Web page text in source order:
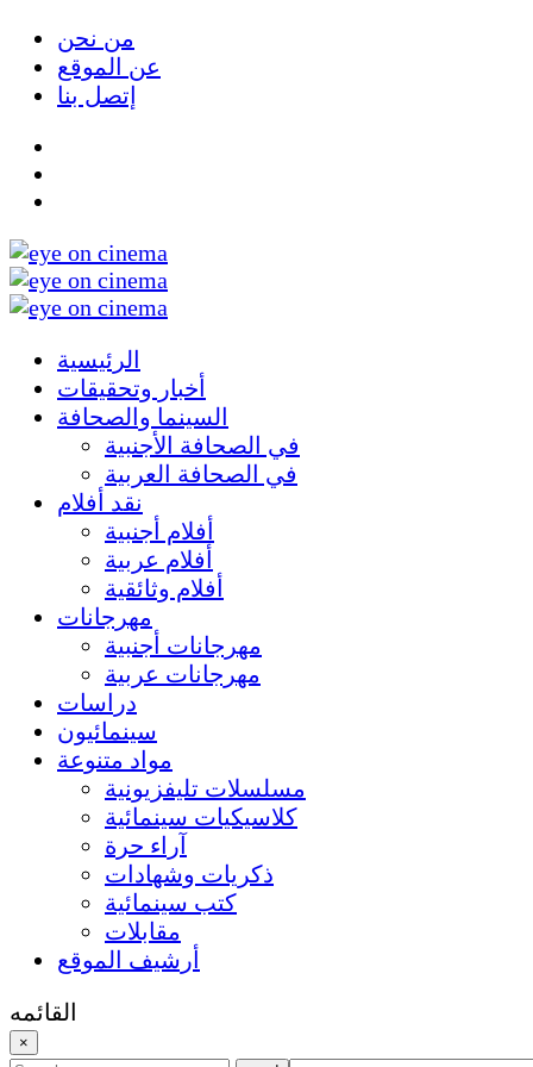
من نحن
عن الموقع
إتصل بنا
الرئيسية
أخبار وتحقيقات
السينما والصحافة
في الصحافة الأجنبية
في الصحافة العربية
نقد أفلام
أفلام أجنبية
أفلام عربية
أفلام وثائقية
مهرجانات
مهرجانات أجنبية
مهرجانات عربية
دراسات
سينمائيون
مواد متنوعة
مسلسلات تليفزيونية
كلاسيكيات سينمائية
آراء حرة
ذكريات وشهادات
كتب سينمائية
مقابلات
أرشيف الموقع
القائمه
×